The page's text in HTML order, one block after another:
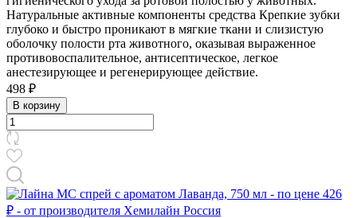
Натуральные активные компоненты средства Крепкие зубки
глубоко и быстро проникают в мягкие ткани и слизистую
оболочку полости рта животного, оказывая выраженное
противовоспалительное, антисептическое, легкое
анестезирующее и регенерирующее действие.
498 ₽
В корзину